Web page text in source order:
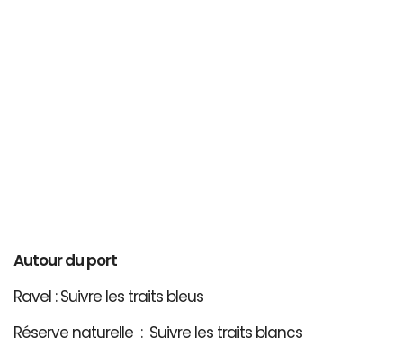
Autour du port
Ravel : Suivre les traits bleus
Réserve naturelle : Suivre les traits blancs